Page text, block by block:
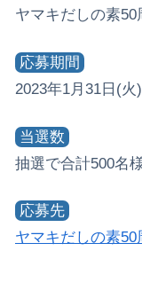
ヤマキだしの素
応募期間
2023年1月31日(
当選数
抽選で合計500名
応募先
ヤマキだしの素